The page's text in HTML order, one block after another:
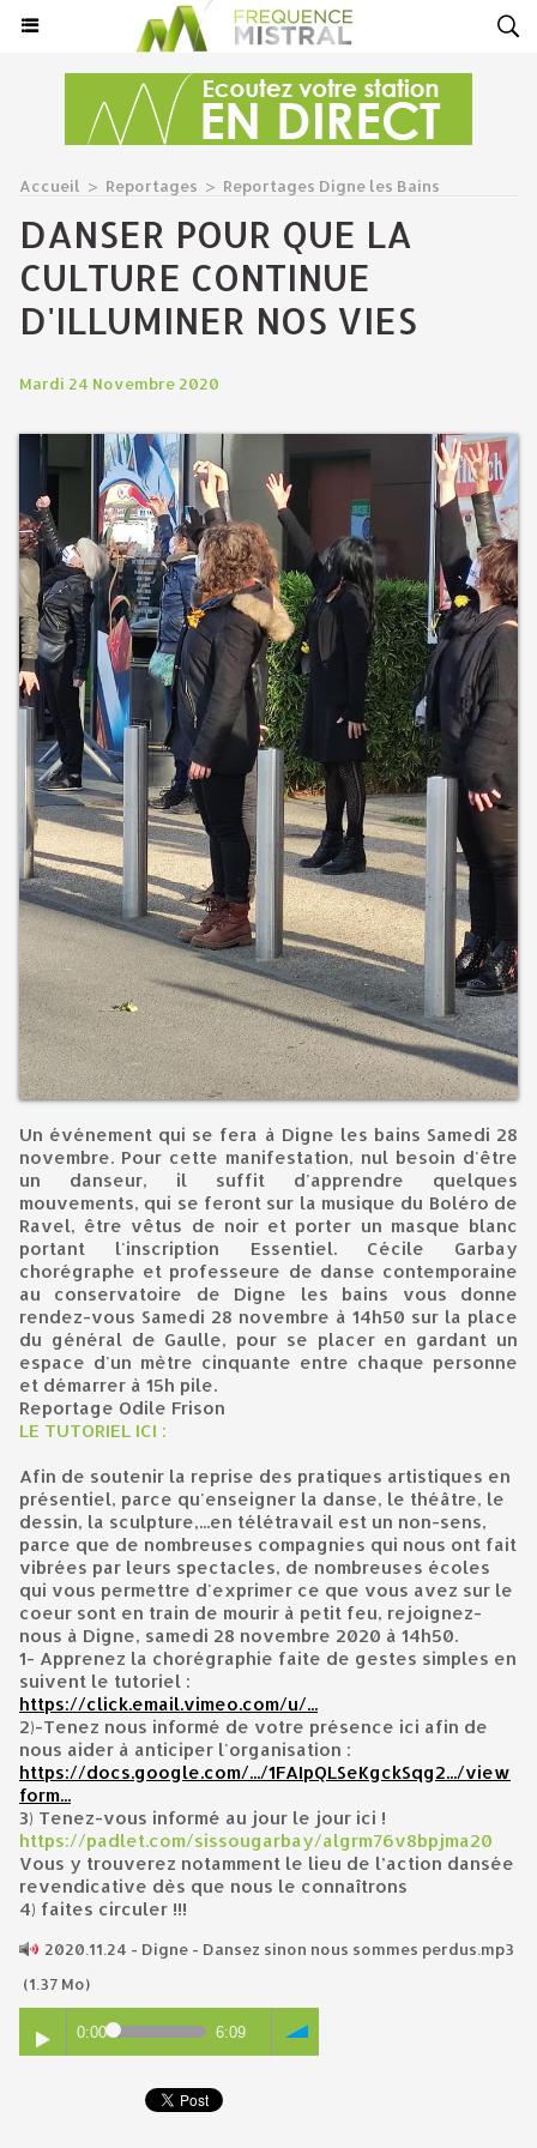
Accueil > Reportages > Reportages Digne les Bains
DANSER POUR QUE LA
CULTURE CONTINUE
D'ILLUMINER NOS VIES
Mardi 24 Novembre 2020
Un événement qui se fera à Digne les bains Samedi 28
novembre. Pour cette manifestation, nul besoin d'être
un danseur, il suffit d'apprendre quelques
mouvements, qui se feront sur la musique du Boléro de
Ravel, être vêtus de noir et porter un masque blanc
portant l'inscription Essentiel. Cécile Garbay
chorégraphe et professeure de danse contemporaine
au conservatoire de Digne les bains vous donne
rendez-vous Samedi 28 novembre à 14h50 sur la place
du général de Gaulle, pour se placer en gardant un
espace d'un mètre cinquante entre chaque personne
et démarrer à 15h pile.
Reportage Odile Frison
LE TUTORIEL ICI :
Afin de soutenir la reprise des pratiques artistiques en
présentiel, parce qu'enseigner la danse, le théâtre, le
dessin, la sculpture,...en télétravail est un non-sens,
parce que de nombreuses compagnies qui nous ont fait
vibrées par leurs spectacles, de nombreuses écoles
qui vous permettre d'exprimer ce que vous avez sur le
coeur sont en train de mourir à petit feu, rejoignez-
nous à Digne, samedi 28 novembre 2020 à 14h50.
1- Apprenez la chorégraphie faite de gestes simples en
suivent le tutoriel :
https://click.email.vimeo.com/u/...
2)-Tenez nous informé de votre présence ici afin de
nous aider à anticiper l'organisation :
https://docs.google.com/.../1FAIpQLSeKgckSqg2.../view
form...
3) Tenez-vous informé au jour le jour ici !
https://padlet.com/sissougarbay/algrm76v8bpjma20
Vous y trouverez notamment le lieu de l’action dansée
revendicative dès que nous le connaîtrons
4) faites circuler !!!
2020.11.24 - Digne - Dansez sinon nous sommes perdus.mp3
(1.37 Mo)
0:00 6:09